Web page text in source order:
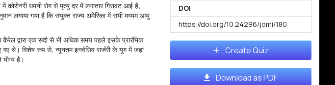
धमनी रोग से मृत्यु दर में लगातार गिरावट आई है,
लगाया गया है कि संयुक्त राज्य अमेरिका में सभी मध्यम आयु
कैरेल द्वारा एक सदी से भी अधिक समय पहले इसके प्रारंभिक
गए थे। विशेष रूप से, न्यूनतम इनवेसिव सर्जरी के युग में जहां
योग्य है।
DOI
https://doi.org/10.24296/jomi/180
Create Quiz
Download as PDF